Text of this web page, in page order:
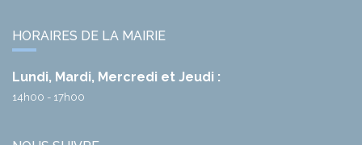
HORAIRES DE LA MAIRIE
Lundi, Mardi, Mercredi et Jeudi :
14h00 - 17h00